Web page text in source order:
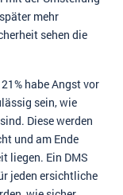
mehr
sehen die
habe Angst vor
sein, wie
Diese werden
und am Ende
liegen. Ein DMS
jeden ersichtliche